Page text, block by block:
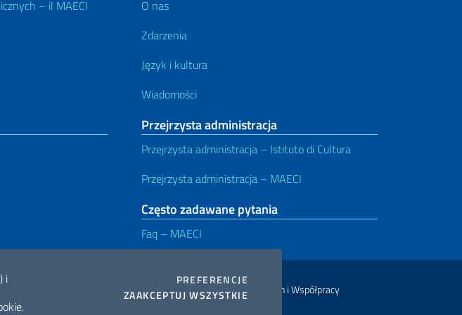
i
PREFERENCJE
ZAAKCEPTUJ WSZYSTKIE THE COOKIES
– il MAECI
O nas
Zdarzenia
Język i kultura
Wiadomości
Przejrzysta administracja
Przejrzysta administracja – Istituto di Cultura
Przejrzysta administracja – MAECI
Często zadawane pytania
Faq – MAECI
2026 Copyright Ministerstwa Spraw Zagranicznych i Współpracy